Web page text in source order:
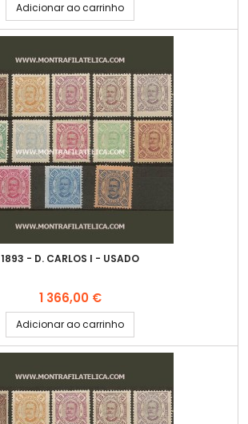
Adicionar ao carrinho
1893 - D. CARLOS I - USADO
Preço
1 366,00 €
Adicionar ao carrinho